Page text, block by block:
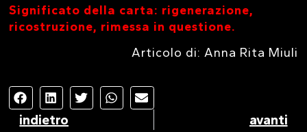
Significato della carta: rigenerazione,
ricostruzione, rimessa in questione.
Articolo di: Anna Rita Miuli
indietro avanti